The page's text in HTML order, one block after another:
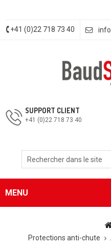
+41 (0)22 718 73 40
SUPPORT CLIENT
+41 (0)22 718 73 40
MENU
Protections anti-chute